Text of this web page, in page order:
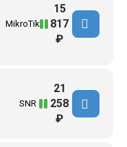
MikroTik
15
817
₽
SNR
21
258
₽